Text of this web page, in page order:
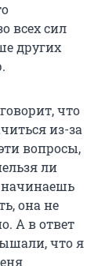
всех сил
других
что
из-за
вопросы,
ли
начинаешь
она не
А в ответ
что я